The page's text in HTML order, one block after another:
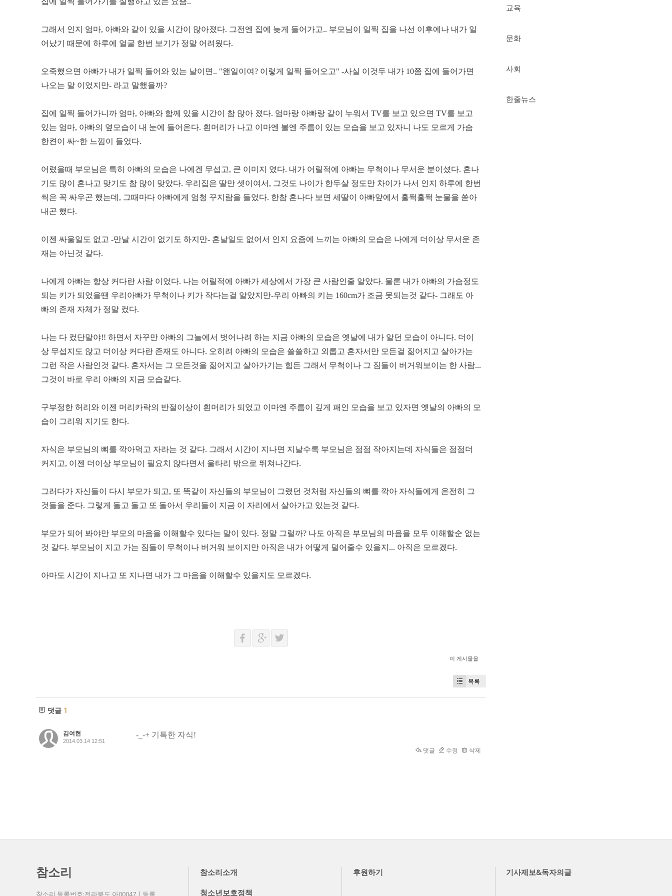
교육
문화
사회
한줄뉴스
그래서 인지 엄마, 아빠와 같이 있을 시간이 많아졌다. 그전엔 집에 늦게 들어가고.. 부모님이 일찍 집을 나선 이후에나 내가 일
어났기 때문에 하루에 얼굴 한번 보기가 정말 어려웠다.
오죽했으면 아빠가 내가 일찍 들어와 있는 날이면.. "왠일이여? 이렇게 일찍 들어오고" -사실 이것두 내가 10쯤 집에 들어가면
나오는 말 이었지만- 라고 말했을까?
집에 일찍 들어가니까 엄마, 아빠와 함께 있을 시간이 참 많아 졌다. 엄마랑 아빠랑 같이 누워서 TV를 보고 있으면 TV를 보고
있는 엄마, 아빠의 옆모습이 내 눈에 들어온다. 흰머리가 나고 이마엔 볼엔 주름이 있는 모습을 보고 있자니 나도 모르게 가슴
한켠이 싸~한 느낌이 들었다.
어렸을때 부모님은 특히 아빠의 모습은 나에겐 무섭고, 큰 이미지 였다. 내가 어릴적에 아빠는 무척이나 무서운 분이셨다. 혼나
기도 많이 혼나고 맞기도 참 많이 맞았다. 우리집은 딸만 셋이여서, 그것도 나이가 한두살 정도만 차이가 나서 인지 하루에 한번
씩은 꼭 싸우곤 했는데, 그때마다 아빠에게 엄청 꾸지람을 들었다. 한참 혼나다 보면 세딸이 아빠앞에서 훌쩍훌쩍 눈물을 쏟아
내곤 했다.
이젠 싸울일도 없고 -만날 시간이 없기도 하지만- 혼날일도 없어서 인지 요즘에 느끼는 아빠의 모습은 나에게 더이상 무서운 존
재는 아닌것 같다.
나에게 아빠는 항상 커다란 사람 이었다. 나는 어릴적에 아빠가 세상에서 가장 큰 사람인줄 알았다. 물론 내가 아빠의 가슴정도
되는 키가 되었을땐 우리아빠가 무척이나 키가 작다는걸 알았지만-우리 아빠의 키는 160cm가 조금 못되는것 같다- 그래도 아
빠의 존재 자체가 정말 컸다.
나는 다 컸단말야!! 하면서 자꾸만 아빠의 그늘에서 벗어나려 하는 지금 아빠의 모습은 옛날에 내가 알던 모습이 아니다. 더이
상 무섭지도 않고 더이상 커다란 존재도 아니다. 오히려 아빠의 모습은 쓸쓸하고 외롭고 혼자서만 모든걸 짊어지고 살아가는
그런 작은 사람인것 같다. 혼자서는 그 모든것을 짊어지고 살아가기는 힘든 그래서 무척이나 그 짐들이 버거워보이는 한 사람...
그것이 바로 우리 아빠의 지금 모습같다.
구부정한 허리와 이젠 머리카락의 반절이상이 흰머리가 되었고 이마엔 주름이 깊게 패인 모습을 보고 있자면 옛날의 아빠의 모
습이 그리워 지기도 한다.
자식은 부모님의 뼈를 깍아먹고 자라는 것 같다. 그래서 시간이 지나면 지날수록 부모님은 점점 작아지는데 자식들은 점점더
커지고, 이젠 더이상 부모님이 필요치 않다면서 울타리 밖으로 뛰쳐나간다.
그러다가 자신들이 다시 부모가 되고, 또 똑같이 자신들의 부모님이 그랬던 것처럼 자신들의 뼈를 깍아 자식들에게 온전히 그
것들을 준다. 그렇게 돌고 돌고 또 돌아서 우리들이 지금 이 자리에서 살아가고 있는것 같다.
부모가 되어 봐야만 부모의 마음을 이해할수 있다는 말이 있다. 정말 그럴까? 나도 아직은 부모님의 마음을 모두 이해할순 없는
것 같다. 부모님이 지고 가는 짐들이 무척이나 버거워 보이지만 아직은 내가 어떻게 덜어줄수 있을지... 아직은 모르겠다.
아마도 시간이 지나고 또 지나면 내가 그 마음을 이해할수 있을지도 모르겠다.
이 게시물을
목록
댓글 1
김여현
2014.03.14 12:51
-_-+ 기특한 자식!
댓글
수정 삭제
참소리
참소리 등록번호:전라북도 아00047 | 등록
참소리소개 후원하기 기사제보&독자의글
청소년보호정책